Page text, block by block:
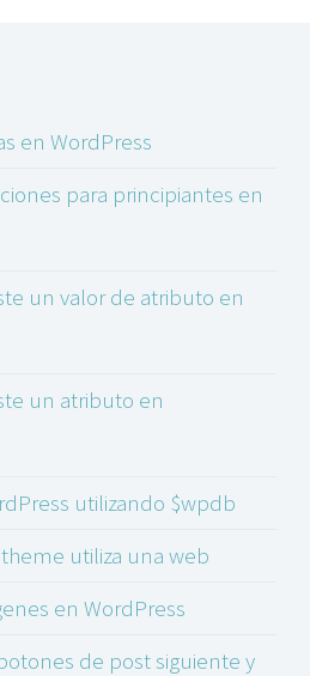
en WordPress
para principiantes en
un valor de atributo en
un atributo en
utilizando $wpdb
utiliza una web
en WordPress
de post siguiente y